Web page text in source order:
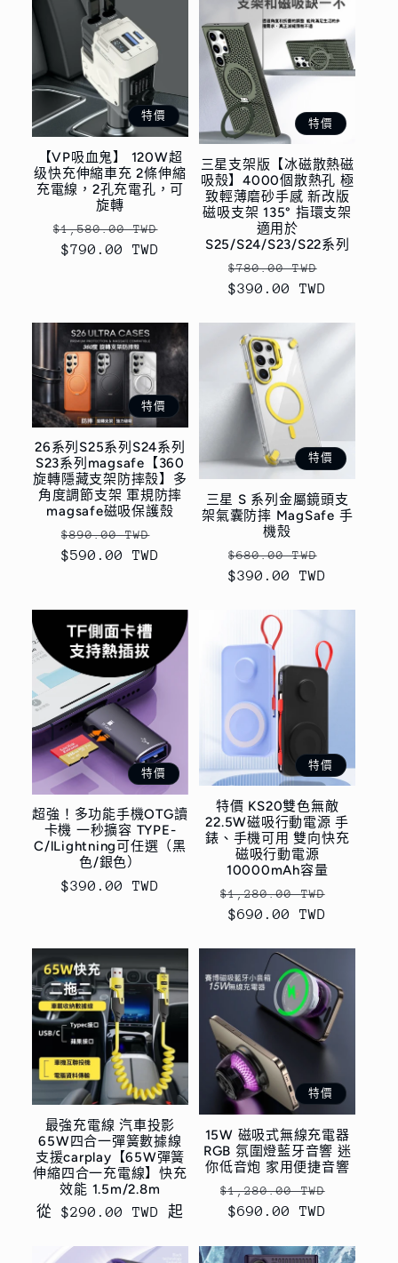
特價
【VP吸血鬼】 120W超
级快充伸縮車充 2條伸縮
充電線，2孔充電孔，可
旋轉
定
價
$1,580.00 TWD
$790.00 TWD
特價
三星支架版【冰磁散熱磁
吸殼】4000個散熱孔 極
致輕薄磨砂手感 新改版
磁吸支架 135° 指環支架
適用於
S25/S24/S23/S22系列
定
價
$780.00 TWD
$390.00 TWD
特價
26系列S25系列S24系列
S23系列magsafe【360
旋轉隱藏支架防摔殼】多
角度調節支架 軍規防摔
magsafe磁吸保護殼
定
價
$890.00 TWD
$590.00 TWD
特價
三星 S 系列金屬鏡頭支
架氣囊防摔 MagSafe 手
機殼
定
價
$680.00 TWD
$390.00 TWD
特價
超強！多功能手機OTG讀
卡機 一秒擴容 TYPE-
C/lLightning可任選（黑
色/銀色）
售
$390.00 TWD
特價
特價 KS20雙色無敵
22.5W磁吸行動電源 手
錶、手機可用 雙向快充
磁吸行動電源
10000mAh容量
定
價
$1,280.00 TWD
$690.00 TWD
最強充電線 汽車投影
65W四合一彈簧數據線
支援carplay【65W彈簧
伸縮四合一充電線】快充
效能 1.5m/2.8m
定
從 $290.00 TWD 起
特價
15W 磁吸式無線充電器
RGB 氛圍燈藍牙音響 迷
你低音炮 家用便捷音響
定
價
$1,280.00 TWD
$690.00 TWD